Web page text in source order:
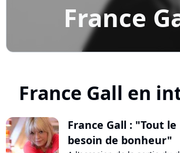
France
France Gall en
France Gall : "Tout
besoin de bonheur"